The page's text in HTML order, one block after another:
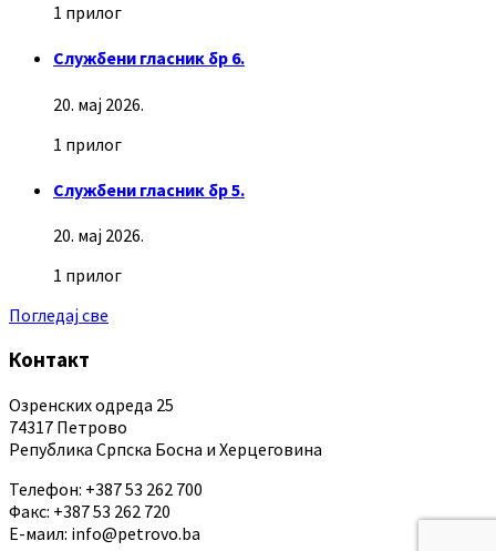
1 прилог
Службени гласник бр 6.
20. мај 2026.
1 прилог
Службени гласник бр 5.
20. мај 2026.
1 прилог
Погледај све
Контакт
Озренских одреда 25
74317 Петрово
Република Српска Босна и Херцеговина
Телефон: +387 53 262 700
Факс: +387 53 262 720
Е-маил: info@petrovo.ba